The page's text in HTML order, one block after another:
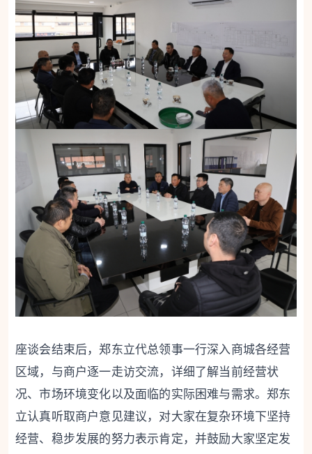
座谈会结束后，郑东立代总领事一行深入商城各经营
区域，与商户逐一走访交流，详细了解当前经营状
况、市场环境变化以及面临的实际困难与需求。郑东
立认真听取商户意见建议，对大家在复杂环境下坚持
经营、稳步发展的努力表示肯定，并鼓励大家坚定发